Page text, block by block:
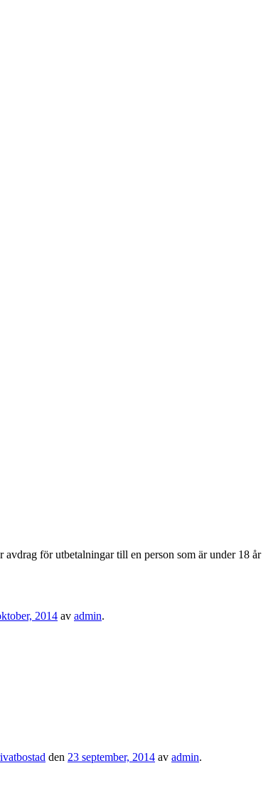
för utbetalningar till en person som är under 18 år
2014 av admin.
den 23 september, 2014 av admin.